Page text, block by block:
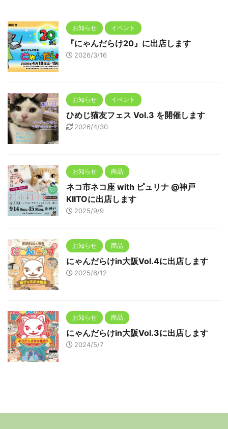
お知らせ イベント
『にゃんだらけ20』に出店します
2026/3/16
お知らせ イベント
ひめじ猫友フェス Vol.3 を開催します
2026/4/30
お知らせ 商品
ネコ市ネコ座 with ピュリナ @神戸
KIITOに出店します
2025/9/9
お知らせ 商品
にゃんだらけin大阪Vol.4に出店します
2025/6/12
お知らせ 商品
にゃんだらけin大阪Vol.3に出店します
2024/5/7